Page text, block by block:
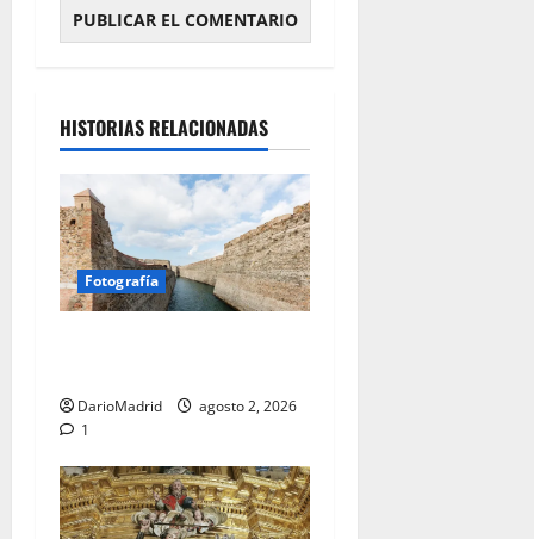
HISTORIAS RELACIONADAS
Fotografía
DarioMadrid
agosto 2, 2026
1